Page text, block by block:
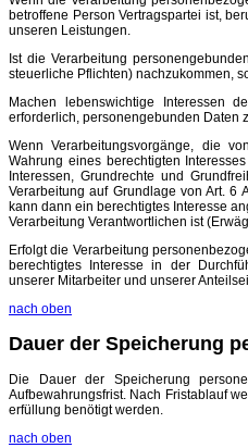
betroffene Person Vertragspartei ist,
unseren Leistungen.
Ist die Verarbeitung
steuerliche Pflichten) nachzukommen,
Machen lebenswichtige Interessen
erforderlich, personengebunden Daten
Wenn Verarbeitungsvorgänge, die
Wahrung eines berechtigten
Interessen, Grundrechte und
Verarbeitung auf Grundlage von Art. 6
kann dann ein berechtigtes Interesse
Verarbeitung Verantwortlichen ist
Erfolgt die Verarbeitung
berechtigtes Interesse in der
unserer Mitarbeiter und unserer
nach oben
Dauer der Speicherung
Die Dauer der Speicherung
Aufbewahrungsfrist. Nach Fristablauf
erfüllung benötigt werden.
nach oben